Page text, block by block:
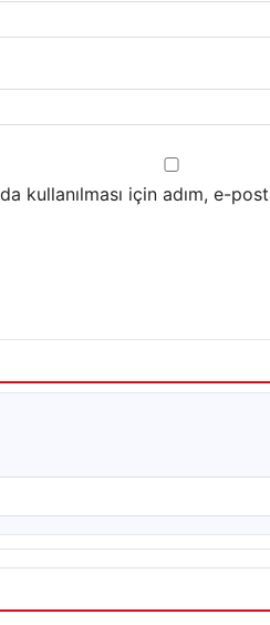
kullanılması için adım, e-